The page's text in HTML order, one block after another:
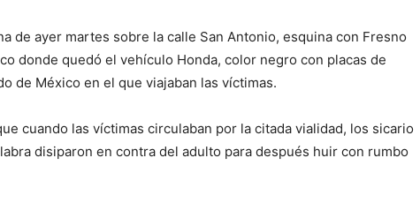
de ayer martes sobre la calle San Antonio, esquina con Fresno
donde quedó el vehículo Honda, color negro con placas de
de México en el que viajaban las víctimas.
cuando las víctimas circulaban por la citada vialidad, los sicario
disiparon en contra del adulto para después huir con rumbo